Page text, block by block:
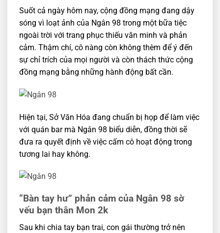
Suốt cả ngày hôm nay, cộng đồng mạng đang dậy
sóng vì loạt ảnh của Ngân 98 trong một bữa tiệc
ngoài trời với trang phục thiếu văn minh và phản
cảm. Thậm chí, cô nàng còn không thèm để ý đến
sự chỉ trích của mọi người và còn thách thức cộng
đồng mạng bằng những hành động bất cần.
Hiện tại, Sở Văn Hóa đang chuẩn bị họp để làm việc
với quán bar mà Ngân 98 biểu diễn, đồng thời sẽ
đưa ra quyết định về việc cấm cô hoạt động trong
tương lai hay không.
“Bàn tay hư” phản cảm của Ngân 98 sờ
vếu bạn thân Mon 2k
Sau khi chia tay bạn trai, con gái thường trở nên